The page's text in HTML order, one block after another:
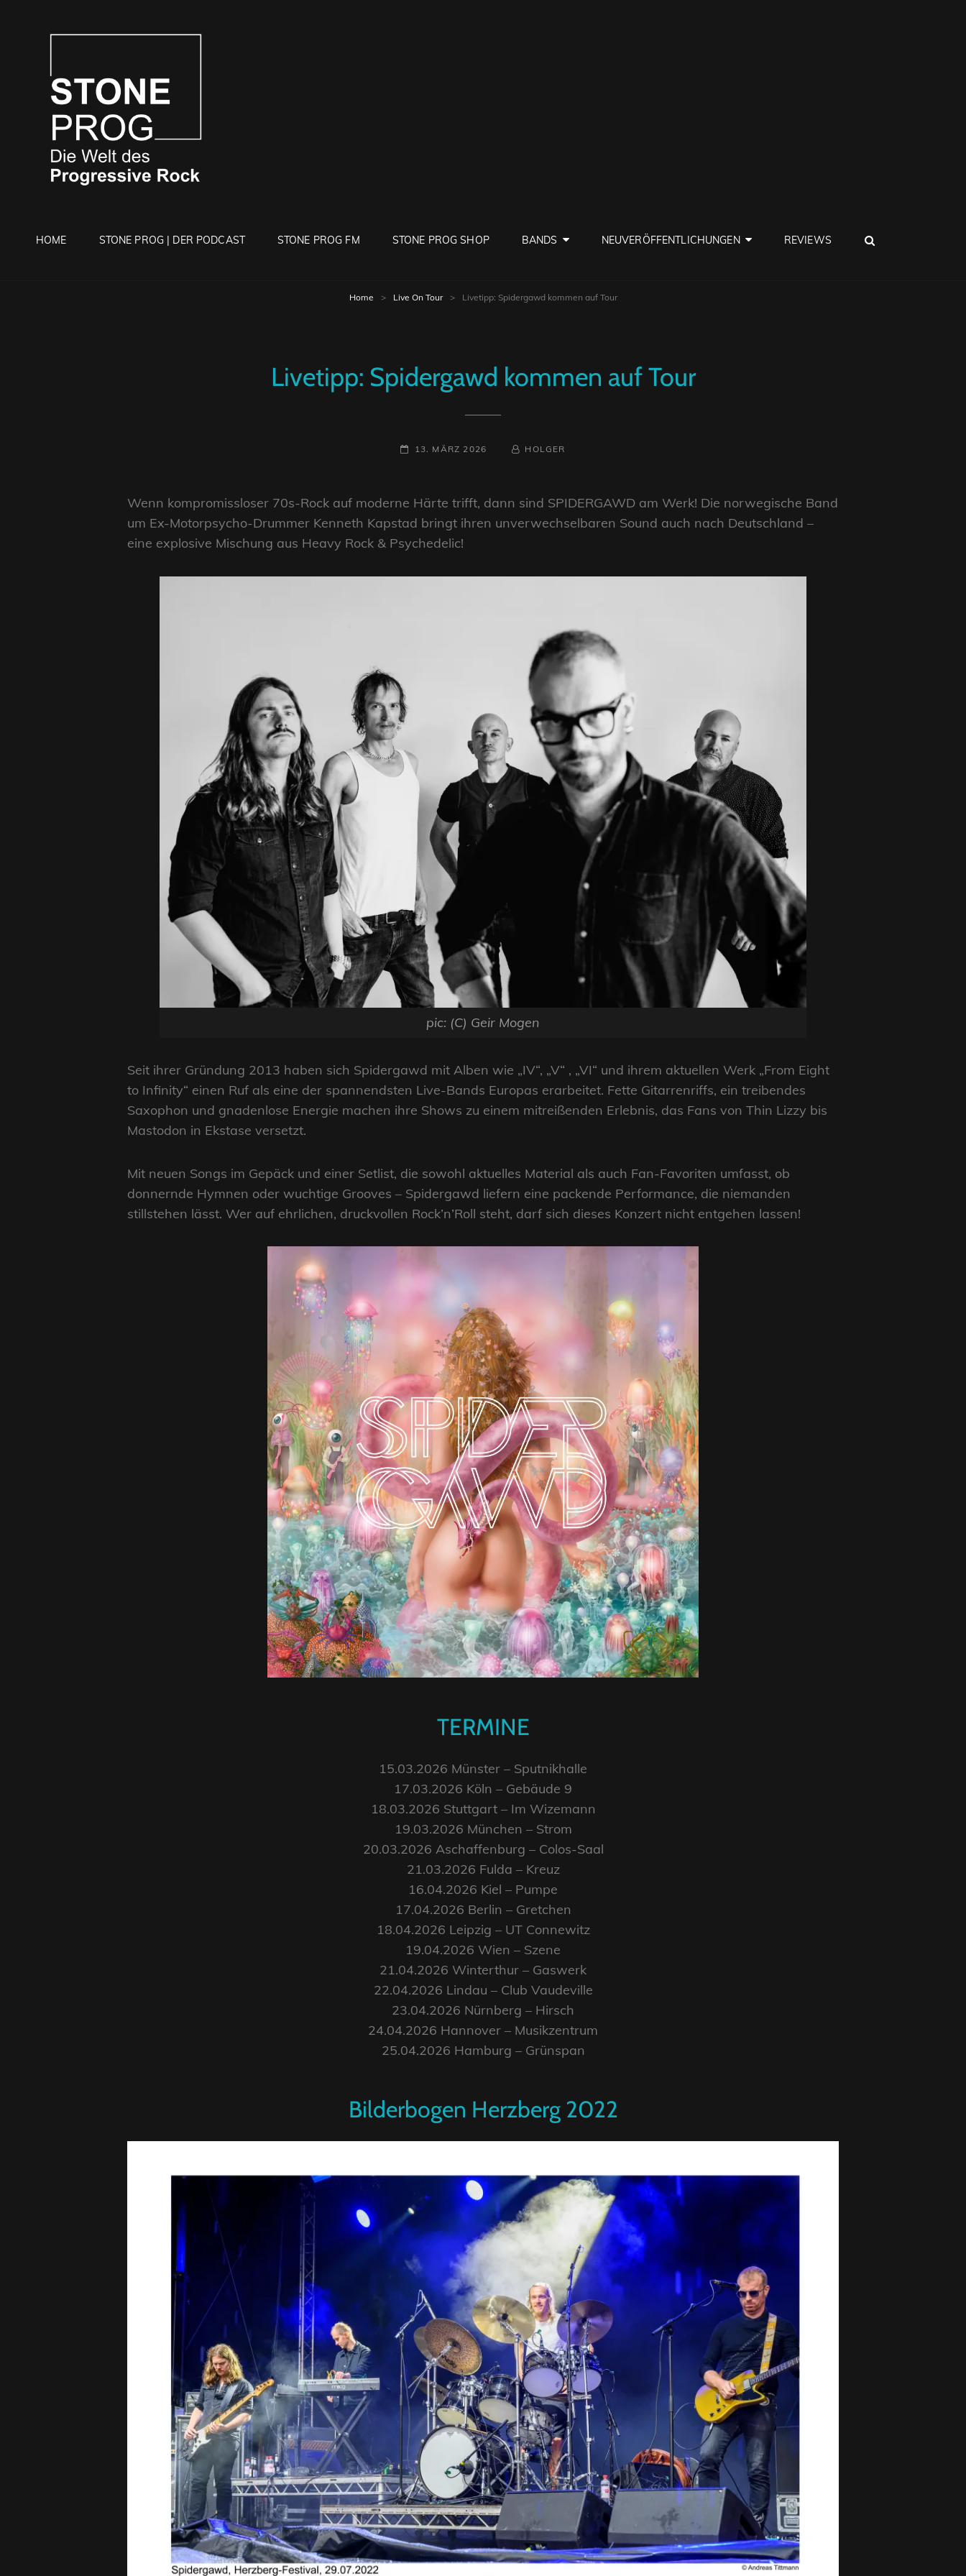
HOME STONE PROG | DER PODCAST STONE PROG FM STONE PROG SHOP BANDS NEUVERÖFFENTLICHUNGEN REVIEWS
Home > Live On Tour > Livetipp: Spidergawd kommen auf Tour
Livetipp: Spidergawd kommen auf Tour
POSTED-
13. MÄRZ 2026
BY
BYLINE
HOLGER
Wenn kompromissloser 70s-Rock auf moderne Härte trifft, dann sind SPIDERGAWD am Werk! Die norwegische Band
um Ex-Motorpsycho-Drummer Kenneth Kapstad bringt ihren unverwechselbaren Sound auch nach Deutschland –
eine explosive Mischung aus Heavy Rock & Psychedelic!
pic: (C) Geir Mogen
Seit ihrer Gründung 2013 haben sich Spidergawd mit Alben wie „IV“, „V“ , „VI“ und ihrem aktuellen Werk „From Eight
to Infinity“ einen Ruf als eine der spannendsten Live-Bands Europas erarbeitet. Fette Gitarrenriffs, ein treibendes
Saxophon und gnadenlose Energie machen ihre Shows zu einem mitreißenden Erlebnis, das Fans von Thin Lizzy bis
Mastodon in Ekstase versetzt.
Mit neuen Songs im Gepäck und einer Setlist, die sowohl aktuelles Material als auch Fan-Favoriten umfasst, ob
donnernde Hymnen oder wuchtige Grooves – Spidergawd liefern eine packende Performance, die niemanden
stillstehen lässt. Wer auf ehrlichen, druckvollen Rock’n’Roll steht, darf sich dieses Konzert nicht entgehen lassen!
TERMINE
15.03.2026 Münster – Sputnikhalle
17.03.2026 Köln – Gebäude 9
18.03.2026 Stuttgart – Im Wizemann
19.03.2026 München – Strom
20.03.2026 Aschaffenburg – Colos-Saal
21.03.2026 Fulda – Kreuz
16.04.2026 Kiel – Pumpe
17.04.2026 Berlin – Gretchen
18.04.2026 Leipzig – UT Connewitz
19.04.2026 Wien – Szene
21.04.2026 Winterthur – Gaswerk
22.04.2026 Lindau – Club Vaudeville
23.04.2026 Nürnberg – Hirsch
24.04.2026 Hannover – Musikzentrum
25.04.2026 Hamburg – Grünspan
Bilderbogen Herzberg 2022